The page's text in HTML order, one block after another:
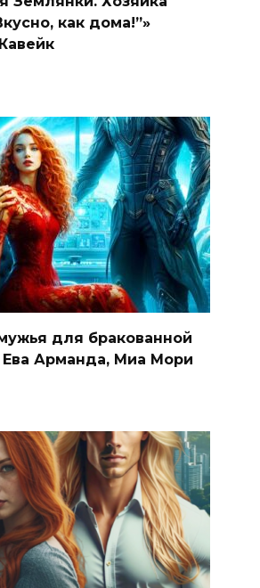
как дома!”»
для бракованной
Ева Арманда, Миа Мори